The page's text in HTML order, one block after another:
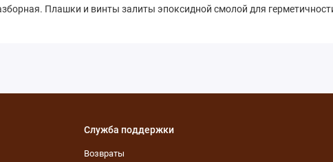
Плашки и винты залиты эпоксидной смолой для
Служба поддержки
Возвраты